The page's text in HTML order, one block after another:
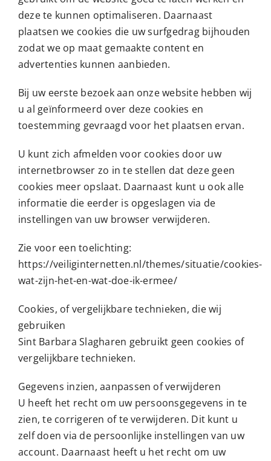
deze te kunnen optimaliseren. Daarnaast
plaatsen we cookies die uw surfgedrag bijhouden
zodat we op maat gemaakte content en
advertenties kunnen aanbieden.
Bij uw eerste bezoek aan onze website hebben wij
u al geïnformeerd over deze cookies en
toestemming gevraagd voor het plaatsen ervan.
U kunt zich afmelden voor cookies door uw
internetbrowser zo in te stellen dat deze geen
cookies meer opslaat. Daarnaast kunt u ook alle
informatie die eerder is opgeslagen via de
instellingen van uw browser verwijderen.
Zie voor een toelichting:
https://veiliginternetten.nl/themes/situatie/cookies-
wat-zijn-het-en-wat-doe-ik-ermee/
Cookies, of vergelijkbare technieken, die wij
gebruiken
Sint Barbara Slagharen gebruikt geen cookies of
vergelijkbare technieken.
Gegevens inzien, aanpassen of verwijderen
U heeft het recht om uw persoonsgegevens in te
zien, te corrigeren of te verwijderen. Dit kunt u
zelf doen via de persoonlijke instellingen van uw
account. Daarnaast heeft u het recht om uw